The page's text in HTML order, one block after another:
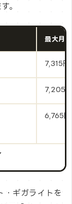
。
最大月
7,315円
7,205円
6,765円
・ギガライトを